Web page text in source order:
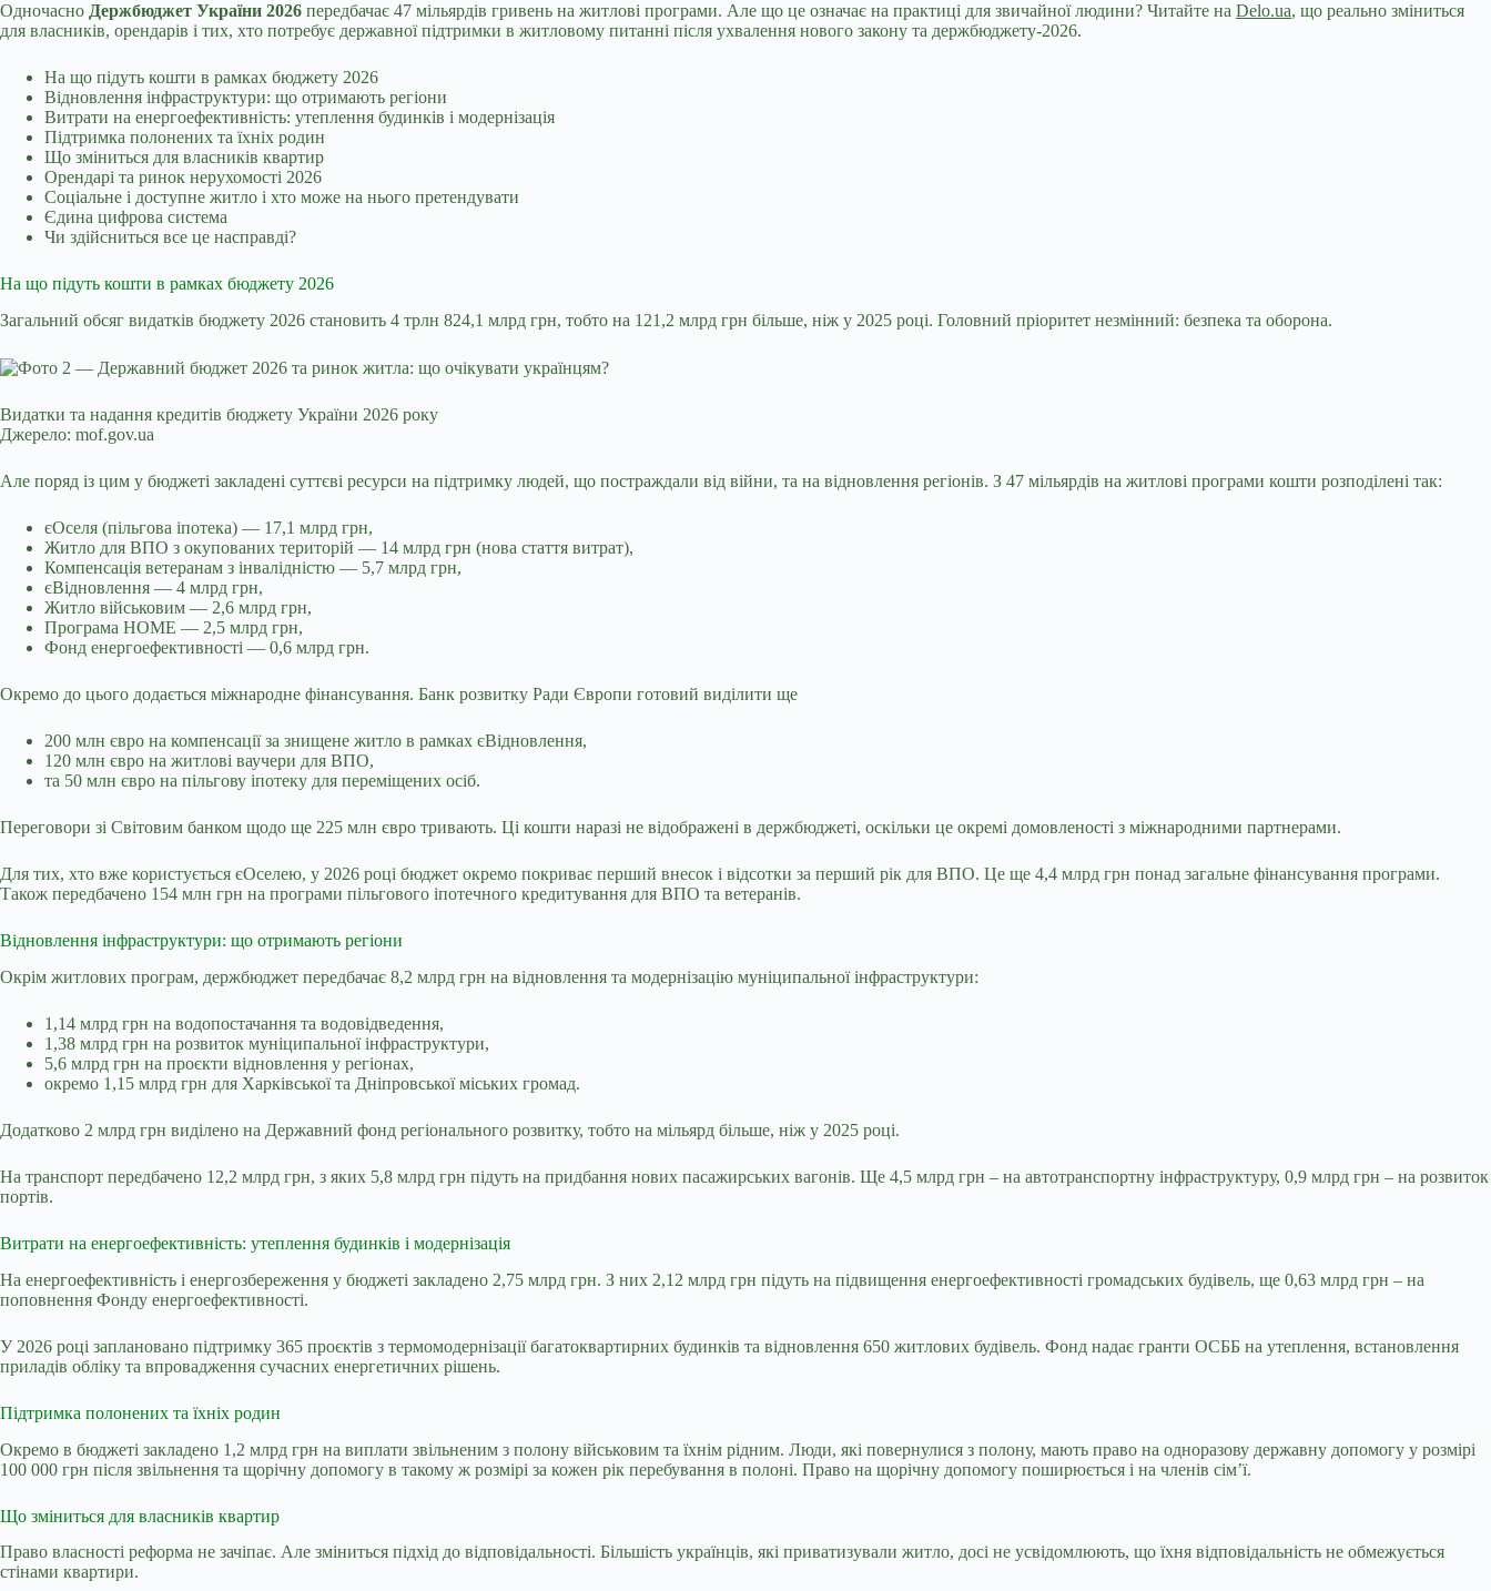
Одночасно Держбюджет України 2026 передбачає 47 мільярдів гривень на житлові програми. Але що це означає на практиці для звичайної людини? Читайте на Delo.ua, що реально зміниться
для власників, орендарів і тих, хто потребує державної підтримки в житловому питанні після ухвалення нового закону та держбюджету-2026.
На що підуть кошти в рамках бюджету 2026
Відновлення інфраструктури: що отримають регіони
Витрати на енергоефективність: утеплення будинків і модернізація
Підтримка полонених та їхніх родин
Що зміниться для власників квартир
Орендарі та ринок нерухомості 2026
Соціальне і доступне житло і хто може на нього претендувати
Єдина цифрова система
Чи здійсниться все це насправді?
На що підуть кошти в рамках бюджету 2026
Загальний обсяг видатків бюджету 2026 становить 4 трлн 824,1 млрд грн, тобто на 121,2 млрд грн більше, ніж у 2025 році. Головний пріоритет незмінний: безпека та оборона.
Видатки та надання кредитів бюджету України 2026 року
Джерело: mof.gov.ua
Але поряд із цим у бюджеті закладені суттєві ресурси на підтримку людей, що постраждали від війни, та на відновлення регіонів. З 47 мільярдів на житлові програми кошти розподілені так:
єОселя (пільгова іпотека) — 17,1 млрд грн,
Житло для ВПО з окупованих територій — 14 млрд грн (нова стаття витрат),
Компенсація ветеранам з інвалідністю — 5,7 млрд грн,
єВідновлення — 4 млрд грн,
Житло військовим — 2,6 млрд грн,
Програма HOME — 2,5 млрд грн,
Фонд енергоефективності — 0,6 млрд грн.
Окремо до цього додається міжнародне фінансування. Банк розвитку Ради Європи готовий виділити ще
200 млн євро на компенсації за знищене житло в рамках єВідновлення,
120 млн євро на житлові ваучери для ВПО,
та 50 млн євро на пільгову іпотеку для переміщених осіб.
Переговори зі Світовим банком щодо ще 225 млн євро тривають. Ці кошти наразі не відображені в держбюджеті, оскільки це окремі домовленості з міжнародними партнерами.
Для тих, хто вже користується єОселею, у 2026 році бюджет окремо покриває перший внесок і відсотки за перший рік для ВПО. Це ще 4,4 млрд грн понад загальне фінансування програми.
Також передбачено 154 млн грн на програми пільгового іпотечного кредитування для ВПО та ветеранів.
Відновлення інфраструктури: що отримають регіони
Окрім житлових програм, держбюджет передбачає 8,2 млрд грн на відновлення та модернізацію муніципальної інфраструктури:
1,14 млрд грн на водопостачання та водовідведення,
1,38 млрд грн на розвиток муніципальної інфраструктури,
5,6 млрд грн на проєкти відновлення у регіонах,
окремо 1,15 млрд грн для Харківської та Дніпровської міських громад.
Додатково 2 млрд грн виділено на Державний фонд регіонального розвитку, тобто на мільярд більше, ніж у 2025 році.
На транспорт передбачено 12,2 млрд грн, з яких 5,8 млрд грн підуть на придбання нових пасажирських вагонів. Ще 4,5 млрд грн – на автотранспортну інфраструктуру, 0,9 млрд грн – на розвиток
портів.
Витрати на енергоефективність: утеплення будинків і модернізація
На енергоефективність і енергозбереження у бюджеті закладено 2,75 млрд грн. З них 2,12 млрд грн підуть на підвищення енергоефективності громадських будівель, ще 0,63 млрд грн – на
поповнення Фонду енергоефективності.
У 2026 році заплановано підтримку 365 проєктів з термомодернізації багатоквартирних будинків та відновлення 650 житлових будівель. Фонд надає гранти ОСББ на утеплення, встановлення
приладів обліку та впровадження сучасних енергетичних рішень.
Підтримка полонених та їхніх родин
Окремо в бюджеті закладено 1,2 млрд грн на виплати звільненим з полону військовим та їхнім рідним. Люди, які повернулися з полону, мають право на одноразову державну допомогу у розмірі
100 000 грн після звільнення та щорічну допомогу в такому ж розмірі за кожен рік перебування в полоні. Право на щорічну допомогу поширюється і на членів сім’ї.
Що зміниться для власників квартир
Право власності реформа не зачіпає. Але зміниться підхід до відповідальності. Більшість українців, які приватизували житло, досі не усвідомлюють, що їхня відповідальність не обмежується
стінами квартири.